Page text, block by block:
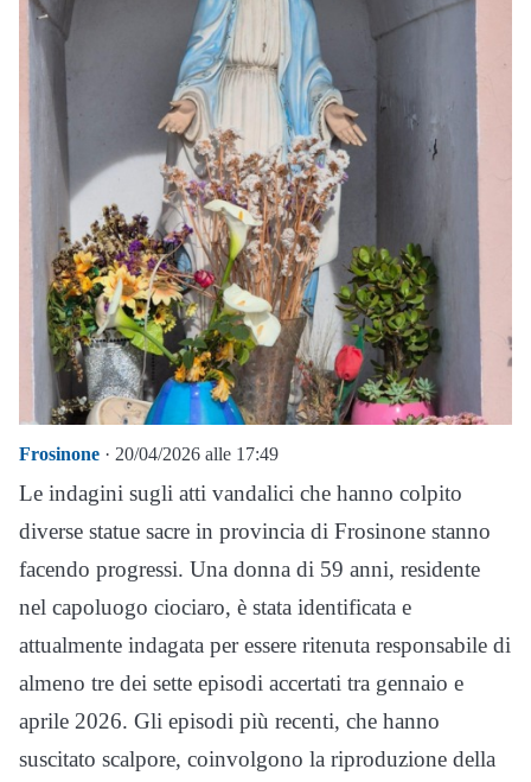
Frosinone · 20/04/2026 alle 17:49
Le indagini sugli atti vandalici che hanno colpito
diverse statue sacre in provincia di Frosinone stanno
facendo progressi. Una donna di 59 anni, residente
nel capoluogo ciociaro, è stata identificata e
attualmente indagata per essere ritenuta responsabile di
almeno tre dei sette episodi accertati tra gennaio e
aprile 2026. Gli episodi più recenti, che hanno
suscitato scalpore, coinvolgono la riproduzione della